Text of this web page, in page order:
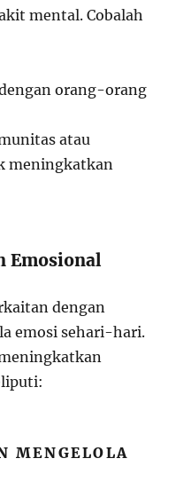
mental. Cobalah
orang-orang
atau
meningkatkan
Emosional
dengan
emosi sehari-hari.
MENGELOLA